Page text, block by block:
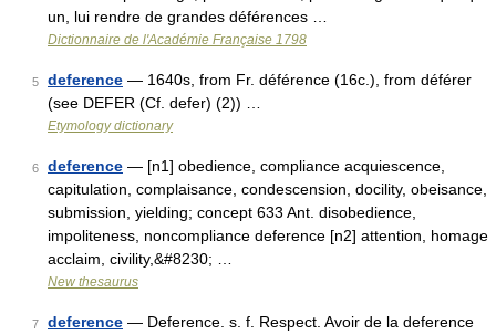
un, lui rendre de grandes déférences …
Dictionnaire de l'Académie Française 1798
5 deference — 1640s, from Fr. déférence (16c.), from déférer
(see DEFER (Cf. defer) (2)) …
Etymology dictionary
6 deference — [n1] obedience, compliance acquiescence,
capitulation, complaisance, condescension, docility, obeisance,
submission, yielding; concept 633 Ant. disobedience,
impoliteness, noncompliance deference [n2] attention, homage
acclaim, civility,&#8230; …
New thesaurus
7 deference — Deference. s. f. Respect. Avoir de la deference